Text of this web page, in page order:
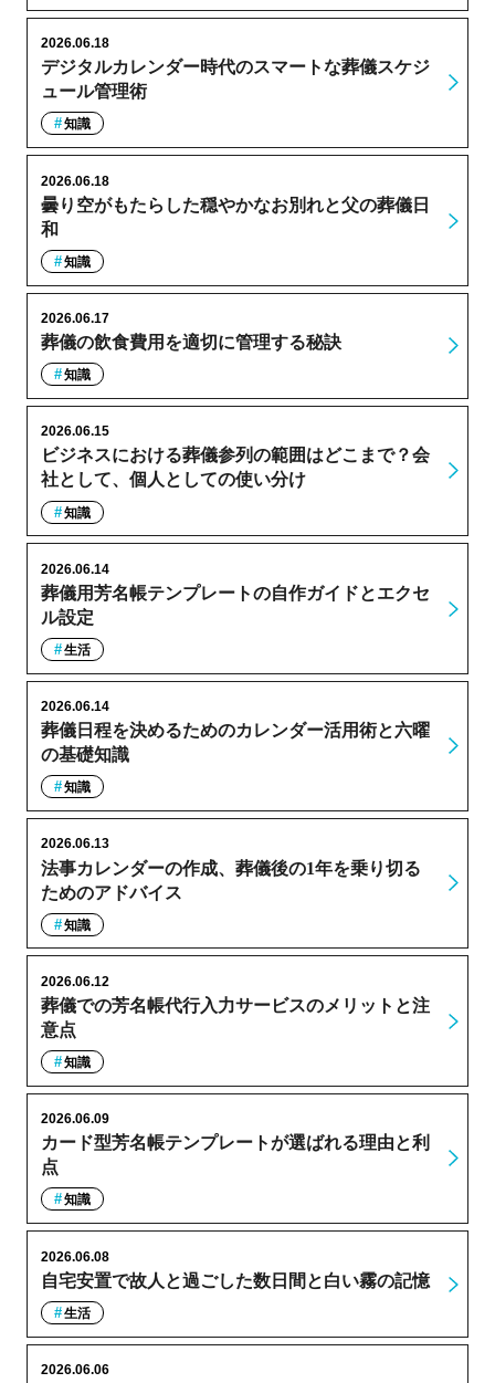
デジタルカレンダー時代のスマートな葬儀スケジ
ュール管理術
2026.06.18
知識
曇り空がもたらした穏やかなお別れと父の葬儀日
和
2026.06.18
知識
葬儀の飲食費用を適切に管理する秘訣
2026.06.17
知識
ビジネスにおける葬儀参列の範囲はどこまで？会
社として、個人としての使い分け
2026.06.15
知識
葬儀用芳名帳テンプレートの自作ガイドとエクセ
ル設定
2026.06.14
生活
葬儀日程を決めるためのカレンダー活用術と六曜
の基礎知識
2026.06.14
知識
法事カレンダーの作成、葬儀後の1年を乗り切る
ためのアドバイス
2026.06.13
知識
葬儀での芳名帳代行入力サービスのメリットと注
意点
2026.06.12
知識
カード型芳名帳テンプレートが選ばれる理由と利
点
2026.06.09
知識
自宅安置で故人と過ごした数日間と白い霧の記憶
2026.06.08
生活
2026.06.06